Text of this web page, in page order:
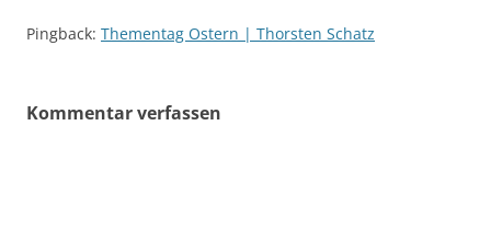
Pingback: Thementag Ostern | Thorsten Schatz
Kommentar verfassen